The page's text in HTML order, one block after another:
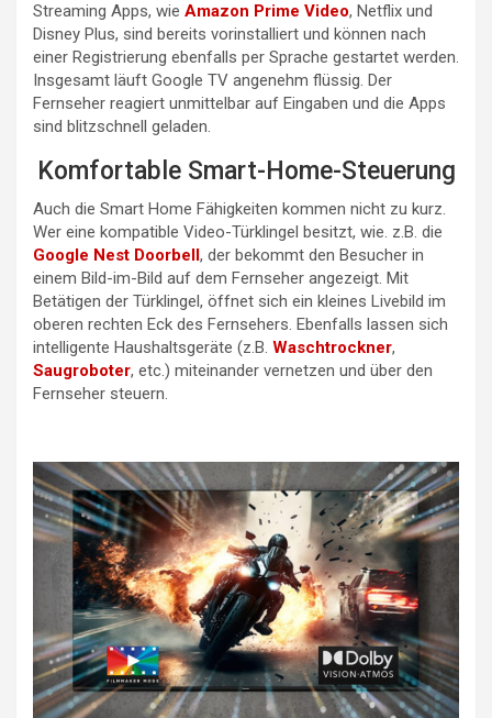
Streaming Apps, wie Amazon Prime Video, Netflix und
Disney Plus, sind bereits vorinstalliert und können nach
einer Registrierung ebenfalls per Sprache gestartet werden.
Insgesamt läuft Google TV angenehm flüssig. Der
Fernseher reagiert unmittelbar auf Eingaben und die Apps
sind blitzschnell geladen.
Komfortable Smart-Home-Steuerung
Auch die Smart Home Fähigkeiten kommen nicht zu kurz.
Wer eine kompatible Video-Türklingel besitzt, wie. z.B. die
Google Nest Doorbell , der bekommt den Besucher in
einem Bild-im-Bild auf dem Fernseher angezeigt. Mit
Betätigen der Türklingel, öffnet sich ein kleines Livebild im
oberen rechten Eck des Fernsehers. Ebenfalls lassen sich
intelligente Haushaltsgeräte (z.B. Waschtrockner,
Saugroboter, etc.) miteinander vernetzen und über den
Fernseher steuern.